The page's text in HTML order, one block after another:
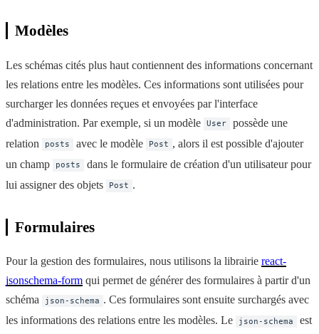
Modèles
Les schémas cités plus haut contiennent des informations concernant
les relations entre les modèles. Ces informations sont utilisées pour
surcharger les données reçues et envoyées par l'interface
d'administration. Par exemple, si un modèle
User
possède une
relation
posts avec le modèle Post , alors il est possible d'ajouter
un champ
posts
dans le formulaire de création d'un utilisateur pour
lui assigner des objets
Post .
Formulaires
Pour la gestion des formulaires, nous utilisons la librairie react-
jsonschema-form qui permet de générer des formulaires à partir d'un
schéma
json-schema . Ces formulaires sont ensuite surchargés avec
les informations des relations entre les modèles. Le
json-schema
est